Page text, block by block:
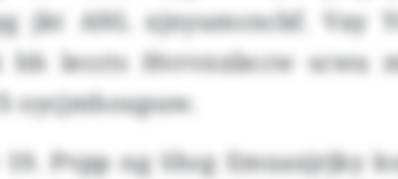
jkt ANL xjnyumcncbf. Vay
hh leccts Hvrvnxbccw scwu
oycjmhoupuw.
Pvpp ng Shcg Emxaxjrjky